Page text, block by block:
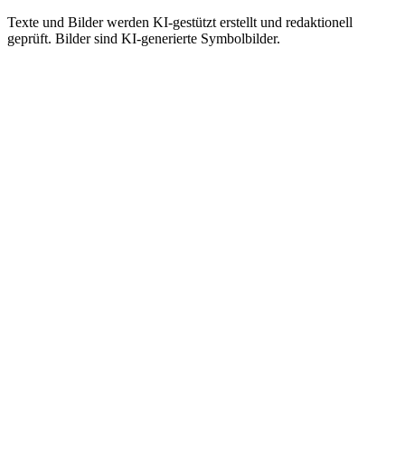
Texte und Bilder werden KI-gestützt erstellt und redaktionell
geprüft. Bilder sind KI-generierte Symbolbilder.